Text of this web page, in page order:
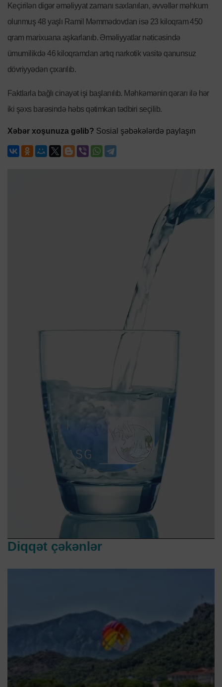
Keçirilən digər əməliyyat zamanı saxlanılan, əvvəllər məhkum
olunmuş 48 yaşlı Ramil Məmmədovdan isə 23 kiloqram 450
qram marixuana aşkarlanıb. Əməliyyatlar nəticəsində
ümumilikdə 46 kiloqramdan artıq narkotik vasitə qanunsuz
dövriyyədən çıxarılıb.
Faktlarla bağlı cinayət işi başlanılıb. Məhkəmənin qərarı ilə hər
iki şəxs barəsində həbs qətimkan tədbiri seçilib.
Xəbər xoşunuza gəlib? Sosial şəbəkələrdə paylaşın
Diqqət çəkənlər